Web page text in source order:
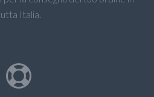
Italia.